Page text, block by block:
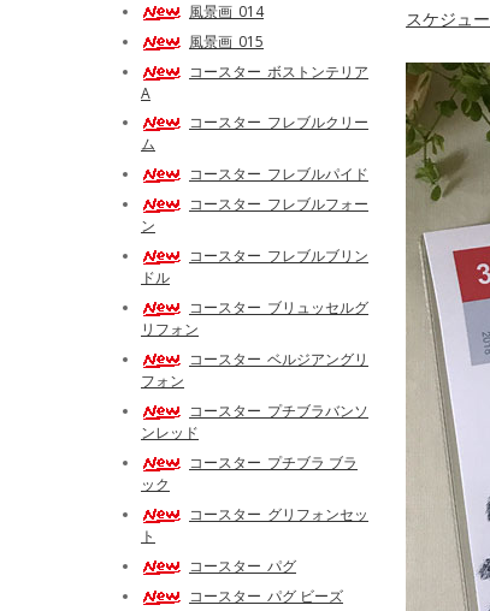
スケジュ
風景画_014
風景画_015
コースター_ボストンテリア
A
コースター_フレブルクリー
ム
コースター_フレブルパイド
コースター_フレブルフォー
ン
コースター_フレブルブリン
ドル
コースター_ブリュッセルグ
リフォン
コースター_ベルジアングリ
フォン
コースター_プチブラバンソ
ンレッド
コースター_プチブラ ブラ
ック
コースター_グリフォンセッ
ト
コースター_パグ
コースター_パグ ビーズ